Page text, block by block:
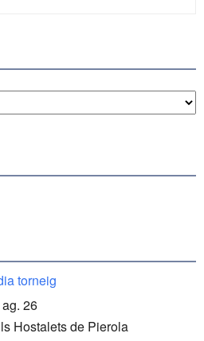
torneig
26
Hostalets de Pierola